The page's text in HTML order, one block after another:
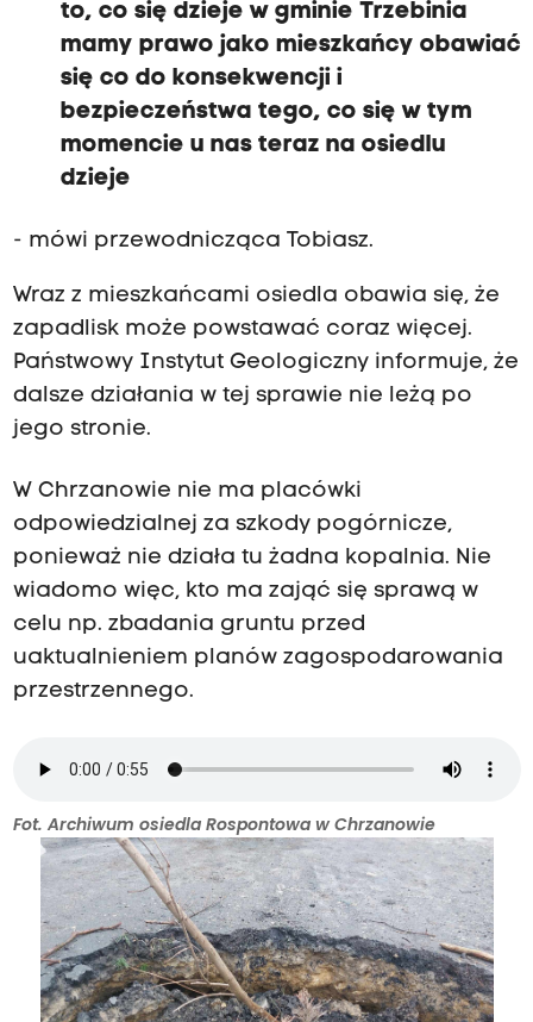
to, co się dzieje w gminie Trzebinia
mamy prawo jako mieszkańcy obawiać
się co do konsekwencji i
bezpieczeństwa tego, co się w tym
momencie u nas teraz na osiedlu
dzieje
- mówi przewodnicząca Tobiasz.
Wraz z mieszkańcami osiedla obawia się, że
zapadlisk może powstawać coraz więcej.
Państwowy Instytut Geologiczny informuje, że
dalsze działania w tej sprawie nie leżą po
jego stronie.
W Chrzanowie nie ma placówki
odpowiedzialnej za szkody pogórnicze,
ponieważ nie działa tu żadna kopalnia. Nie
wiadomo więc, kto ma zająć się sprawą w
celu np. zbadania gruntu przed
uaktualnieniem planów zagospodarowania
przestrzennego.
Fot. Archiwum osiedla Rospontowa w Chrzanowie